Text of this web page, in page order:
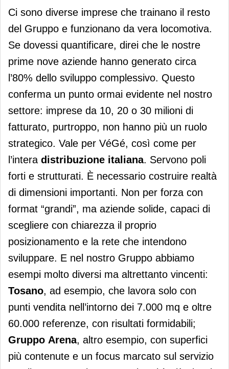
Ci sono diverse imprese che trainano il resto
del Gruppo e funzionano da vera locomotiva.
Se dovessi quantificare, direi che le nostre
prime nove aziende hanno generato circa
l’80% dello sviluppo complessivo. Questo
conferma un punto ormai evidente nel nostro
settore: imprese da 10, 20 o 30 milioni di
fatturato, purtroppo, non hanno più un ruolo
strategico. Vale per VéGé, così come per
l’intera distribuzione italiana. Servono poli
forti e strutturati. È necessario costruire realtà
di dimensioni importanti. Non per forza con
format “grandi”, ma aziende solide, capaci di
scegliere con chiarezza il proprio
posizionamento e la rete che intendono
sviluppare. E nel nostro Gruppo abbiamo
esempi molto diversi ma altrettanto vincenti:
Tosano, ad esempio, che lavora solo con
punti vendita nell’intorno dei 7.000 mq e oltre
60.000 referenze, con risultati formidabili;
Gruppo Arena, altro esempio, con superfici
più contenute e un focus marcato sul servizio